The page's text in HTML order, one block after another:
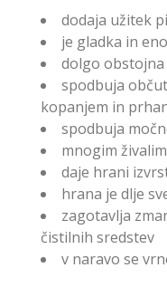
dodaja užitek
je gladka in
dolgo obstojna
spodbuja
kopanjem in
spodbuja
mnogim
daje hrani
hrana je dlje
zagotavlja
čistilnih sredstev
v naravo se